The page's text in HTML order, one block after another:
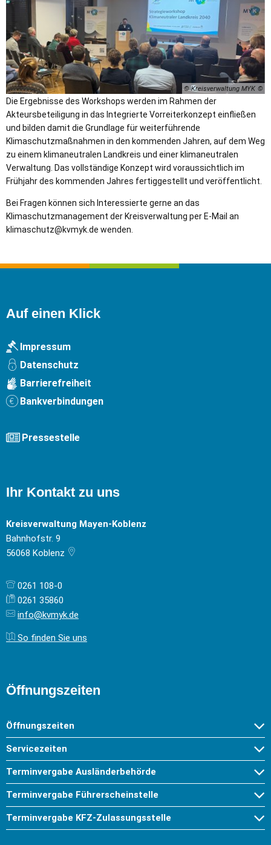
© Kreisverwaltung MYK
Die Ergebnisse des Workshops werden im Rahmen der
Akteursbeteiligung in das Integrierte Vorreiterkonzept einfließen
und bilden damit die Grundlage für weiterführende
Klimaschutzmaßnahmen in den kommenden Jahren, auf dem Weg
zu einem klimaneutralen Landkreis und einer klimaneutralen
Verwaltung. Das vollständige Konzept wird voraussichtlich im
Frühjahr des kommenden Jahres fertiggestellt und veröffentlicht.
Bei Fragen können sich Interessierte gerne an das
Klimaschutzmanagement der Kreisverwaltung per E-Mail an
klimaschutz@kvmyk.de wenden.
Auf einen Klick
Impressum
Datenschutz
Barrierefreiheit
Bankverbindungen
Pressestelle
Ihr Kontakt zu uns
Kreisverwaltung Mayen-Koblenz
Bahnhofstr. 9
56068 Koblenz
0261 108-0
0261 35860
info@kvmyk.de
So finden Sie uns
Öffnungszeiten
Öffnungszeiten
Servicezeiten
Terminvergabe Ausländerbehörde
Terminvergabe Führerscheinstelle
Terminvergabe KFZ-Zulassungsstelle